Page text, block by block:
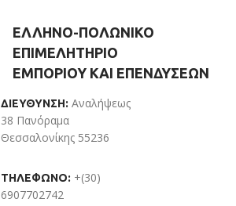
ΕΛΛΗΝΟ-ΠΟΛΩΝΙΚΟ
ΕΠΙΜΕΛΗΤΗΡΙΟ
ΕΜΠΟΡΙΟΥ ΚΑΙ ΕΠΕΝΔΥΣΕΩΝ
ΔΙΕΥΘΥΝΣΗ: Αναλήψεως
38 Πανόραμα
Θεσσαλονίκης 55236
ΤΗΛΕΦΩΝΟ: +(30)
6907702742